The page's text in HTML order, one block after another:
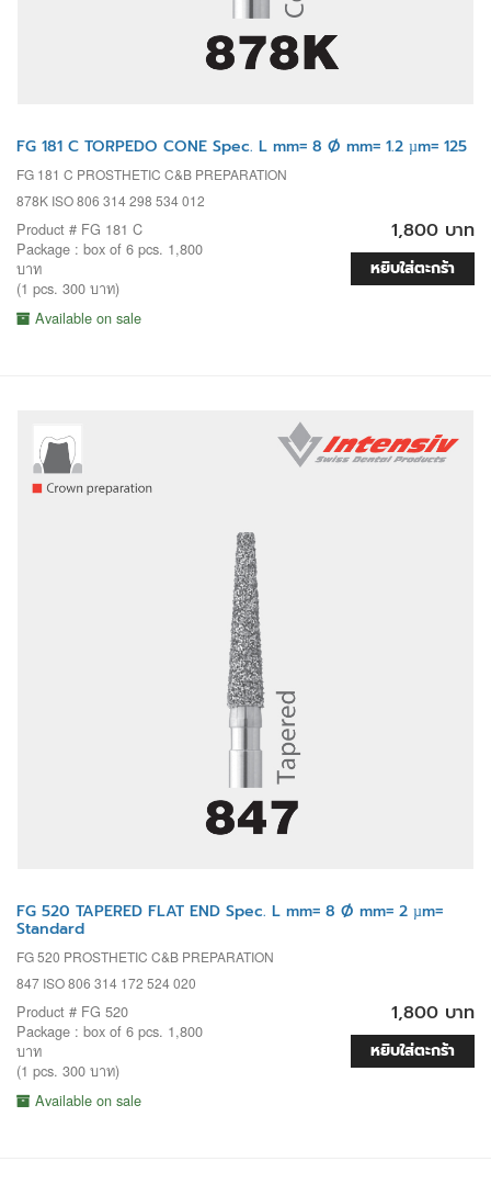
FG 181 C TORPEDO CONE Spec. L mm= 8 Ø mm= 1.2 µm= 125
FG 181 C PROSTHETIC C&B PREPARATION
878K ISO 806 314 298 534 012
Product # FG 181 C
Package : box of 6 pcs. 1,800
บาท
(1 pcs. 300 บาท)
Available on sale
1,800 บาท
หยิบใส่ตะกร้า
FG 520 TAPERED FLAT END Spec. L mm= 8 Ø mm= 2 µm=
Standard
FG 520 PROSTHETIC C&B PREPARATION
847 ISO 806 314 172 524 020
Product # FG 520
Package : box of 6 pcs. 1,800
บาท
(1 pcs. 300 บาท)
Available on sale
1,800 บาท
หยิบใส่ตะกร้า